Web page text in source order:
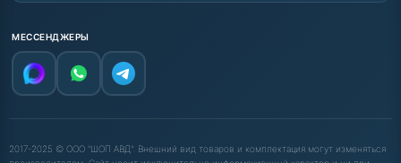
МЕССЕНДЖЕРЫ
2017-2025 © ООО "ШОП АВД". Внешний вид товаров и комплектация могут изменяться